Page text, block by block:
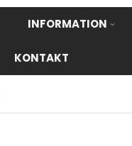
INFORMATION
KONTAKT